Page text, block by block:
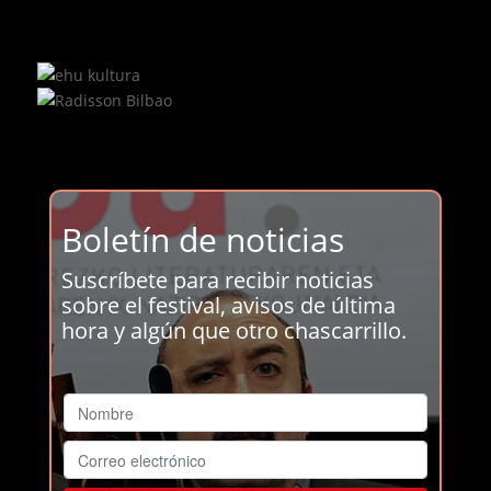
Boletín de noticias
Suscríbete para recibir noticias
sobre el festival, avisos de última
hora y algún que otro chascarrillo.